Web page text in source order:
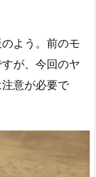
よう。前のモ
が、今回のヤ
意が必要で